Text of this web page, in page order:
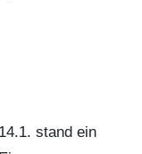
stand ein